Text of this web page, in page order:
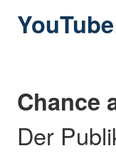
YouTube
Chance
Der